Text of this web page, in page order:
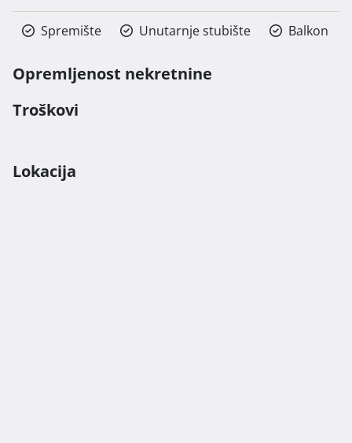
Spremište Unutarnje stubište Balkon
Opremljenost nekretnine
Troškovi
Lokacija